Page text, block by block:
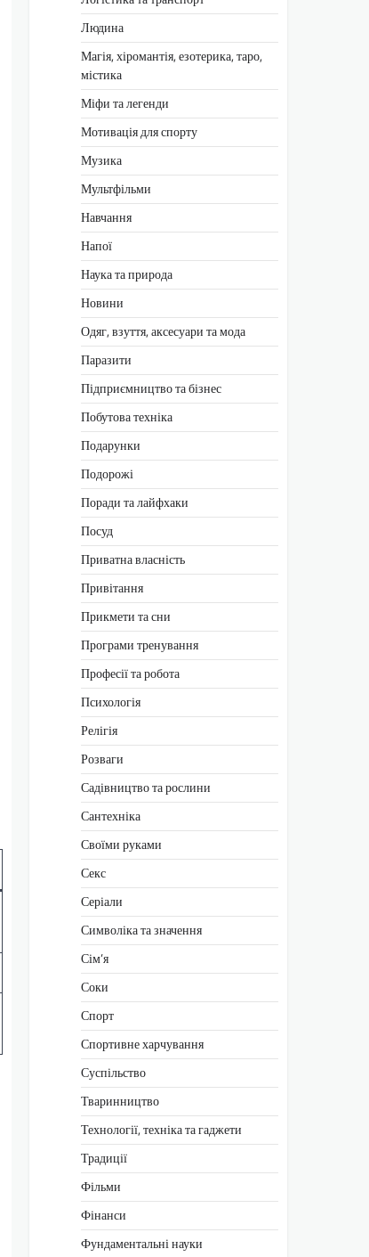
Людина
Магія, хіромантія, езотерика, таро,
містика
Міфи та легенди
Мотивація для спорту
Музика
Мультфільми
Навчання
Напої
Наука та природа
Новини
Одяг, взуття, аксесуари та мода
Паразити
Підприємництво та бізнес
Побутова техніка
Подарунки
Подорожі
Поради та лайфхаки
Посуд
Приватна власність
Привітання
Прикмети та сни
Програми тренування
Професії та робота
Психологія
Релігія
Розваги
Садівництво та рослини
Сантехніка
Своїми руками
Секс
Серіали
Символіка та значення
Сім’я
Соки
Спорт
Спортивне харчування
Суспільство
Тваринництво
Технології, техніка та гаджети
Традиції
Фільми
Фінанси
Фундаментальні науки